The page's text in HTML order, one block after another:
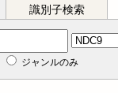
識別子検索
ジャンルのみ